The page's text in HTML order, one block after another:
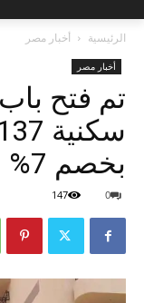
الرئيسية أخبار مصر
أخبار مصر
تم فتح
بخصم 7%
0
147